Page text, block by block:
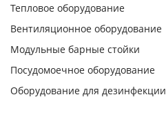
Тепловое оборудование
Вентиляционное оборудование
Модульные барные стойки
Посудомоечное оборудование
Оборудование для дезинфекции